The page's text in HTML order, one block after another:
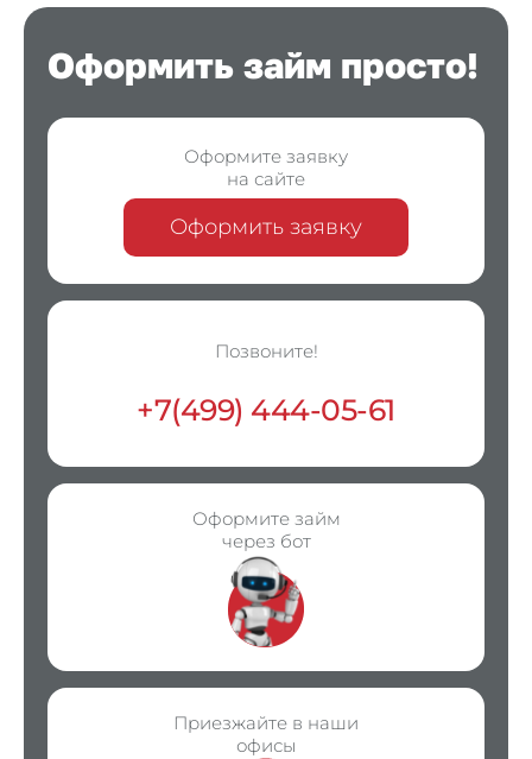
Оформить займ просто!
Оформите заявку
на сайте
Оформить заявку
Позвоните!
+7(499) 444-05-61
Оформите займ
через бот
Приезжайте в наши
офисы